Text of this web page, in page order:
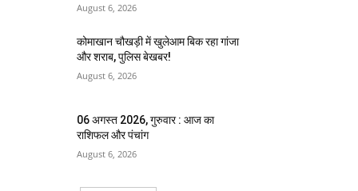
August 6, 2026
कोमाखान चौखड़ी में खुलेआम बिक रहा गांजा
और शराब, पुलिस बेखबर!
August 6, 2026
06 अगस्त 2026, गुरुवार : आज का
राशिफल और पंचांग
August 6, 2026